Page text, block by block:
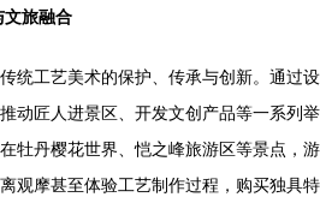
文旅融合
统工艺美术的保护、传承与创新。通过设
动匠人进景区、开发文创产品等一系列举
牡丹樱花世界、恺之峰旅游区等景点，游
观摩甚至体验工艺制作过程，购买独具特